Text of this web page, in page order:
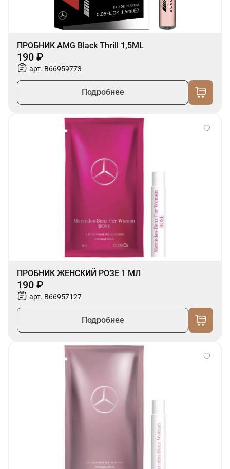
ПРОБНИК AMG Black Thrill 1,5ML
190 ₽
арт. B66959773
Подробнее
ПРОБНИК ЖЕНСКИЙ РОЗЕ 1 МЛ
190 ₽
арт. B66957127
Подробнее